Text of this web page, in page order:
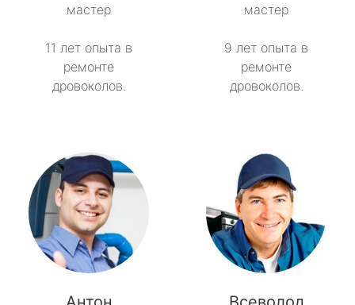
мастер
11 лет опыта в
ремонте
дровоколов.
мастер
9 лет опыта в
ремонте
дровоколов.